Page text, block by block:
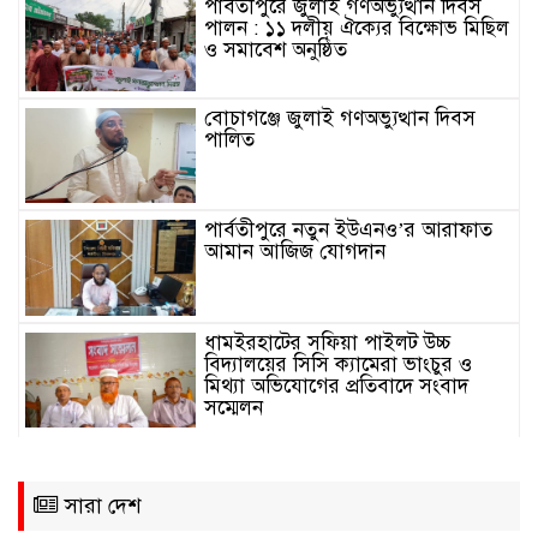
পার্বতীপুরে জুলাই গণঅভ্যুত্থান দিবস
পালন : ১১ দলীয় ঐক্যের বিক্ষোভ মিছিল
ও সমাবেশ অনুষ্ঠিত
বোচাগঞ্জে জুলাই গণঅভ্যুত্থান দিবস
পালিত
পার্বতীপুরে নতুন ইউএনও’র আরাফাত
আমান আজিজ যোগদান
ধামইরহাটের সফিয়া পাইলট উচ্চ
বিদ্যালয়ের সিসি ক্যামেরা ভাংচুর ও
মিথ্যা অভিযোগের প্রতিবাদে সংবাদ
সম্মেলন
সারা দেশ